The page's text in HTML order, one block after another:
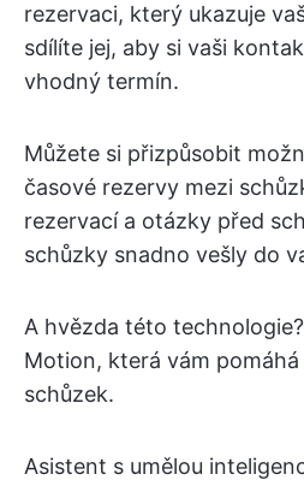
rezervaci, který ukazuje
sdílíte jej, aby si vaši
vhodný termín.
Můžete si přizpůsobit
časové rezervy mezi
rezervací a otázky před
schůzky snadno vešly do
A hvězda této
Motion, která vám
schůzek.
Asistent s umělou